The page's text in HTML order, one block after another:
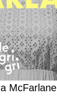
McFarlane